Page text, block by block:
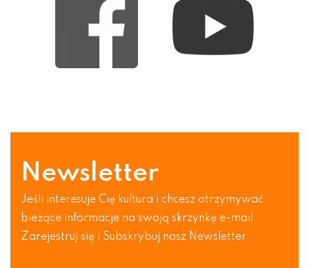
Newsletter
Jeśli interesuje Cię kultura i chcesz otrzymywać
bieżące informacje na swoją skrzynkę e-mail.
Zarejestruj się i Subskrybuj nasz Newsletter